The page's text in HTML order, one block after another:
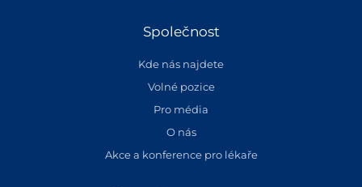
Společnost
Kde nás najdete
Volné pozice
Pro média
O nás
Akce a konference pro lékaře